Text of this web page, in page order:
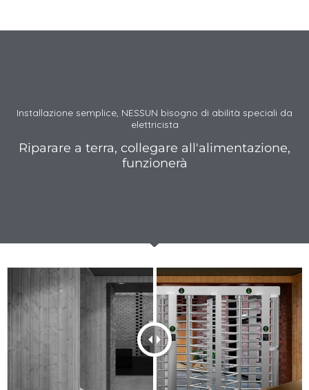
Installazione semplice, NESSUN bisogno di abilità speciali da
elettricista
Riparare a terra, collegare all'alimentazione,
funzionerà